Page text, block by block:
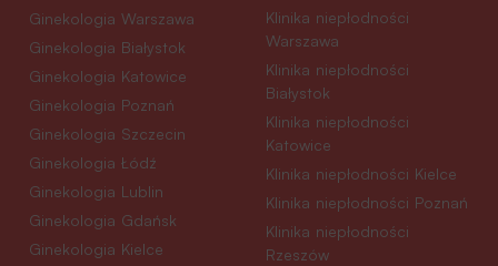
Ginekologia Warszawa
Ginekologia Białystok
Ginekologia Katowice
Ginekologia Poznań
Ginekologia Szczecin
Ginekologia Łódź
Ginekologia Lublin
Ginekologia Gdańsk
Ginekologia Kielce
Klinika niepłodności
Warszawa
Klinika niepłodności
Białystok
Klinika niepłodności
Katowice
Klinika niepłodności Kielce
Klinika niepłodności Poznań
Klinika niepłodności
Rzeszów